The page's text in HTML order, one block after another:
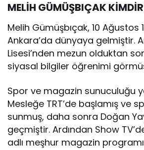
MELİH GÜMÜŞBIÇAK
Melih Gümüşbıçak, 10 Ağustos
Ankara’da dünyaya gelmiştir.
Lisesi’nden mezun olduktan
siyasal bilgiler öğrenimi
Spor ve magazin sunuculuğu
Mesleğe TRT’de başlamış ve
sunmuş, daha sonra Doğan
geçmiştir. Ardından Show
adlı meşhur magazin